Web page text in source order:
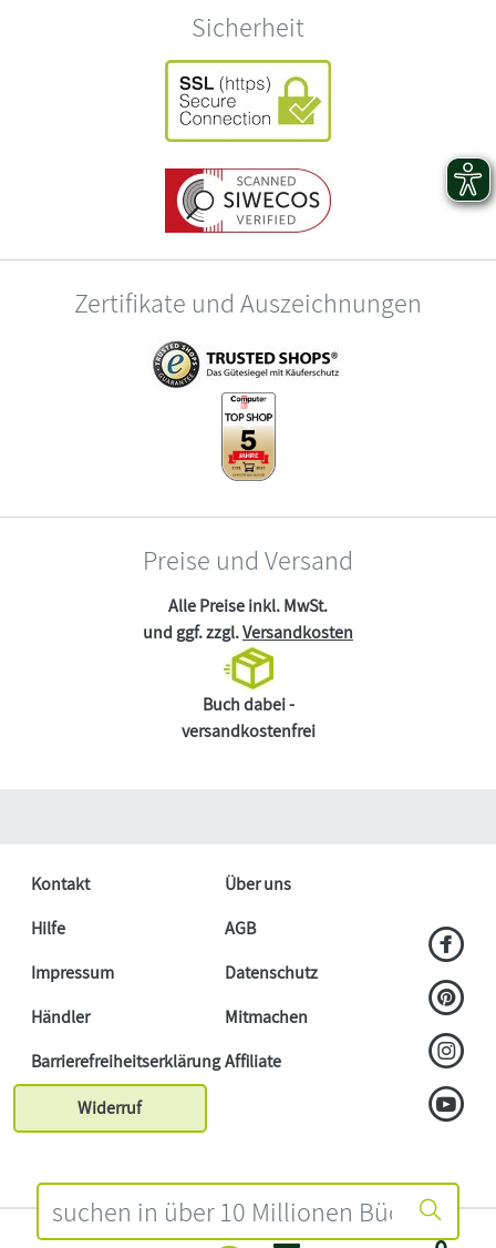
Sicherheit
Zertifikate und Auszeichnungen
Preise und Versand
Alle Preise inkl. MwSt.
und ggf. zzgl.Versandkosten
Buch dabei -
versandkostenfrei
Kontakt
Über uns
Hilfe
AGB
Impressum
Datenschutz
Händler
Mitmachen
BarrierefreiheitserklärungAffiliate
Widerruf